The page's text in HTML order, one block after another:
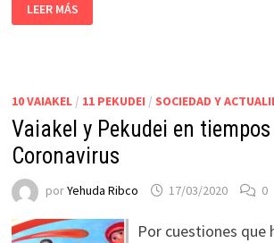
LEER MÁS
10 VAIAKEL/ 11 PEKUDEI / SOCIEDAD Y
Vaiakel y Pekudei en tiempos
Coronavirus
porYehuda Ribco 17/03/2020 0
Por cuestiones que